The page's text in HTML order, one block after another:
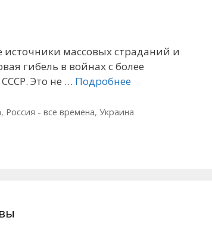
массовых страданий и
гибель в войнах с более
Это не … Подробнее
, Россия - все времена, Украина